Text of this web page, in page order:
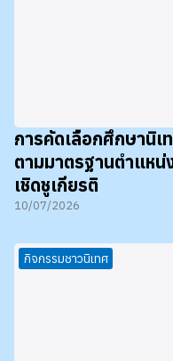
การคัดเลือกศึกษานิ
ตามมาตรฐานตำแห
เชิดชูเกียรติ
10/07/2026
กิจกรรมชาวนิเทศ